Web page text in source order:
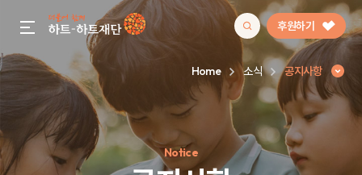
gnb menu open 후원하기
인기 키워드
#정기후원#하트플레이스#캠페인#팬덤후원
Home 소식 공지사항
Notice